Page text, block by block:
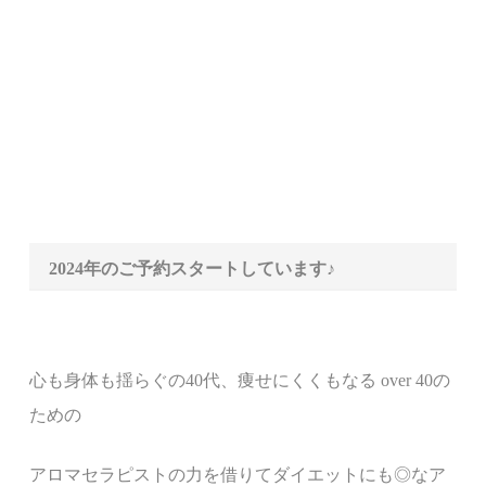
2024年のご予約スタートしています♪
心も身体も揺らぐの40代、痩せにくくもなる over 40の
ための
アロマセラピストの力を借りてダイエットにも◎なア